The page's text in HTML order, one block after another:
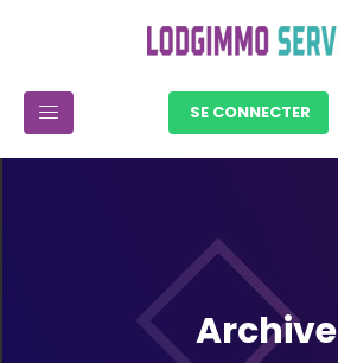
SE CONNECTER
Archive